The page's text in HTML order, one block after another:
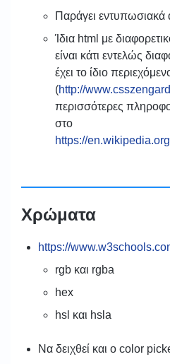
Παράγει εντυπωσιακά
Ίδια html με
είναι κάτι εντελώς
έχει το ίδιο
(http://
περισσότερες
στο
https://
Χρώματα
https://
rgb και rgba
hex
hsl και hsla
Να δειχθεί και ο color